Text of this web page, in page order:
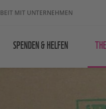
MIT UNTERNEHMEN
SPENDEN & HELFEN